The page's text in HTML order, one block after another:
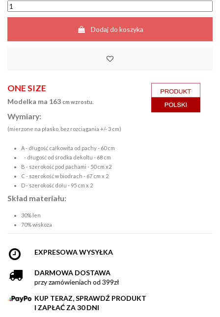
Dodaj do koszyka
ONE SIZE
Modelka ma 163 cm wzrostu.
Wymiary:
(mierzone na płasko, bez rozciągania +/- 3 cm)
A - długość całkowita od pachy - 60 cm
- długość od środka dekoltu - 68 cm
B - szerokość pod pachami - 50 cm x2
C - szerokość w biodrach - 67 cm x 2
D - szerokość dołu - 95 cm x 2
Skład materiału:
30% len
70% wiskoza
EXPRESOWA WYSYŁKA
DARMOWA DOSTAWA
przy zamówieniach od 399zł
KUP TERAZ, SPRAWDŹ PRODUKT
I ZAPŁAĆ ZA 30 DNI